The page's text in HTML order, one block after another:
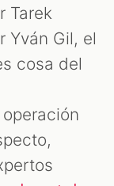
Tarek
Yván Gil, el
cosa del